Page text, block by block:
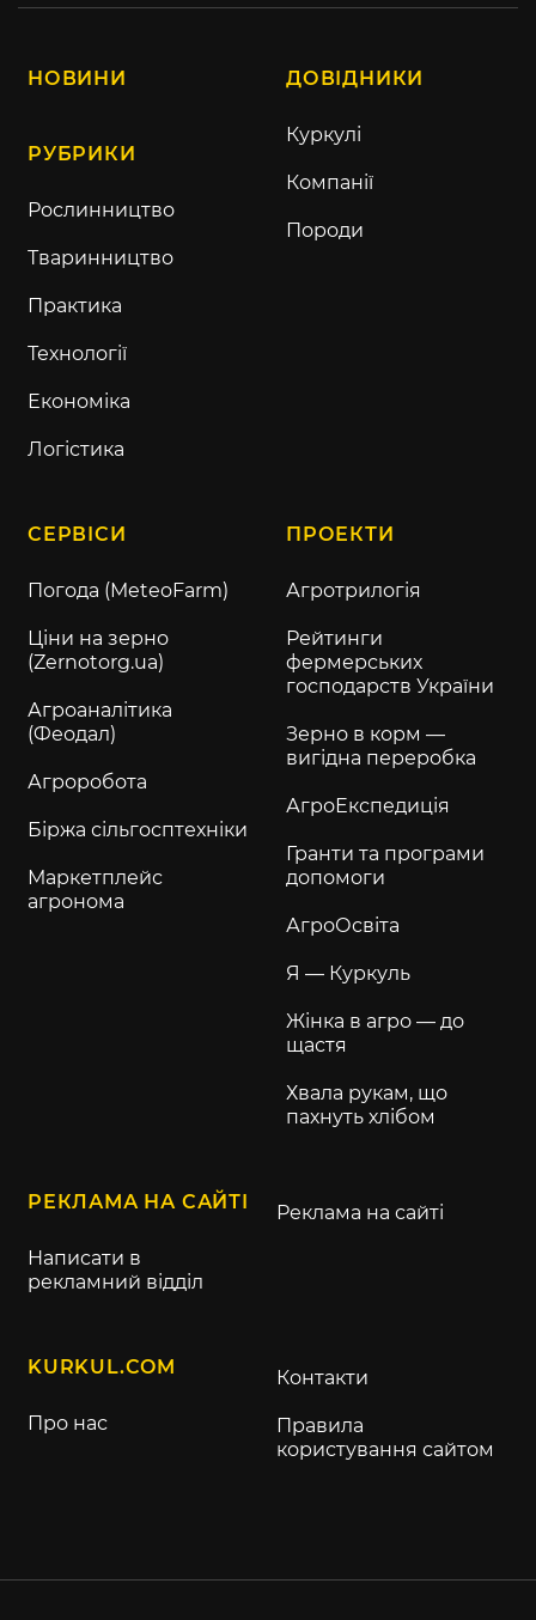
НОВИНИ
РУБРИКИ
Рослинництво
Тваринництво
Практика
Технології
Економіка
Логістика
ДОВІДНИКИ
Куркулі
Компанії
Породи
СЕРВІСИ
Погода (MeteoFarm)
Ціни на зерно
(Zernotorg.ua)
Агроаналітика
(Феодал)
Агроробота
Біржа сільгосптехніки
Маркетплейс
агронома
ПРОЕКТИ
Агротрилогія
Рейтинги
фермерських
господарств України
Зерно в корм —
вигідна переробка
АгроЕкспедиція
Гранти та програми
допомоги
АгроОсвіта
Я — Куркуль
Жінка в агро — до
щастя
Хвала рукам, що
пахнуть хлібом
РЕКЛАМА НА САЙТІ
Написати в
рекламний відділ
Реклама на сайті
KURKUL.COM
Про нас
Контакти
Правила
користування сайтом